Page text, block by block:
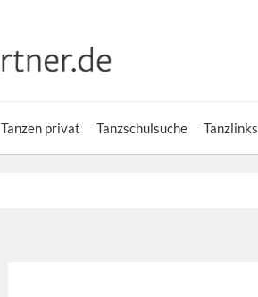
Tanzen privat Tanzschulsuche Tanzlinks